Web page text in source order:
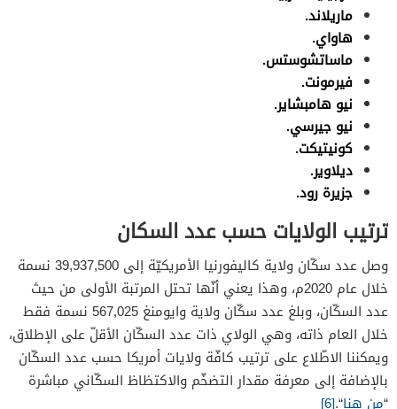
ماريلاند.
هاواي.
ماساتشوستس.
فيرمونت.
نيو هامبشاير.
نيو جيرسي.
كونيتيكت.
ديلاوير.
جزيرة رود.
ترتيب الولايات حسب عدد السكان
وصل عدد سكّان ولاية كاليفورنيا الأمريكيّة إلى 39,937,500 نسمة
خلال عام 2020م، وهذا يعني أنّها تحتل المرتبة الأولى من حيث
عدد السكّان، وبلغ عدد سكّان ولاية وايومنغ 567,025 نسمة فقط
خلال العام ذاته، وهي الولاي ذات عدد السكّان الأقلّ على الإطلاق،
ويمكننا الاطّلاع على ترتيب كافّة ولايات أمريكا حسب عدد السكّان
بالإضافة إلى معرفة مقدار التضخّم والاكتظاظ السكّاني مباشرة
“من هنا“.
[6]